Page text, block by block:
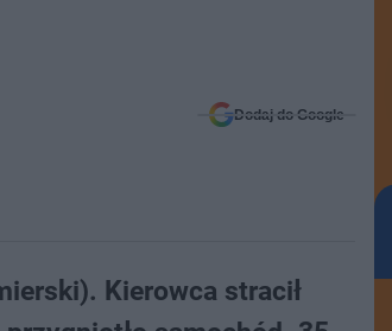
Dodaj do Google
Kierowca stracił